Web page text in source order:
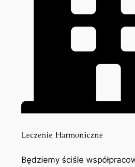
Leczenie Harmoniczne
Będziemy ściśle